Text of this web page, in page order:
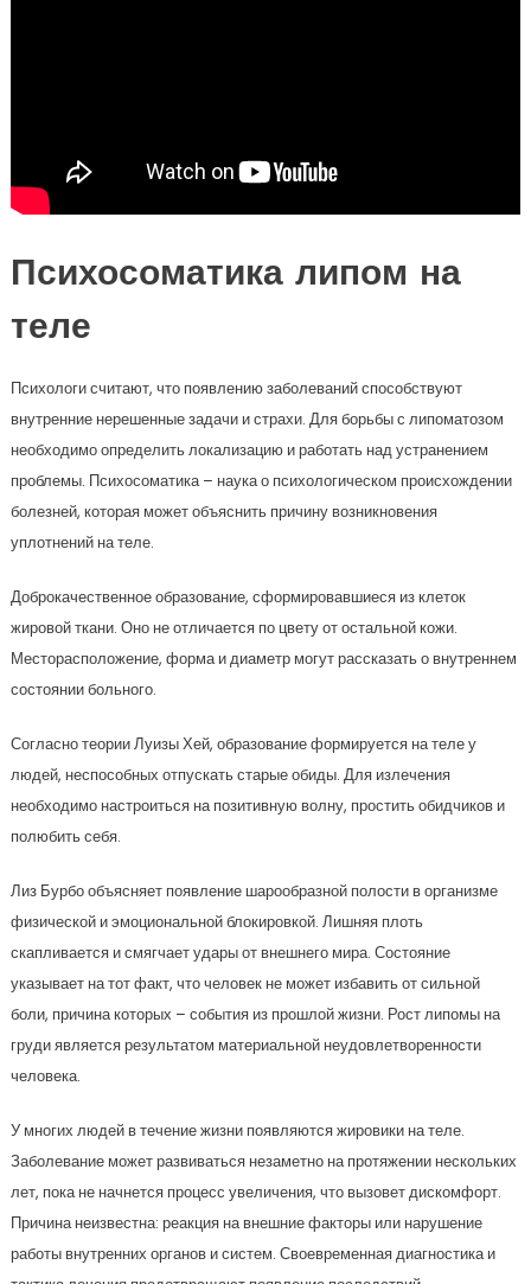
Психосоматика липом на
теле
Психологи считают, что появлению заболеваний способствуют
внутренние нерешенные задачи и страхи. Для борьбы с липоматозом
необходимо определить локализацию и работать над устранением
проблемы. Психосоматика – наука о психологическом происхождении
болезней, которая может объяснить причину возникновения
уплотнений на теле.
Доброкачественное образование, сформировавшиеся из клеток
жировой ткани. Оно не отличается по цвету от остальной кожи.
Месторасположение, форма и диаметр могут рассказать о внутреннем
состоянии больного.
Согласно теории Луизы Хей, образование формируется на теле у
людей, неспособных отпускать старые обиды. Для излечения
необходимо настроиться на позитивную волну, простить обидчиков и
полюбить себя.
Лиз Бурбо объясняет появление шарообразной полости в организме
физической и эмоциональной блокировкой. Лишняя плоть
скапливается и смягчает удары от внешнего мира. Состояние
указывает на тот факт, что человек не может избавить от сильной
боли, причина которых – события из прошлой жизни. Рост липомы на
груди является результатом материальной неудовлетворенности
человека.
У многих людей в течение жизни появляются жировики на теле.
Заболевание может развиваться незаметно на протяжении нескольких
лет, пока не начнется процесс увеличения, что вызовет дискомфорт.
Причина неизвестна: реакция на внешние факторы или нарушение
работы внутренних органов и систем. Своевременная диагностика и